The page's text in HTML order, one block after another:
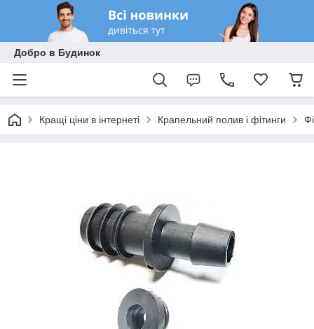
Добро в Будинок
Кращі ціни в інтернеті Крапельний полив і фітинги